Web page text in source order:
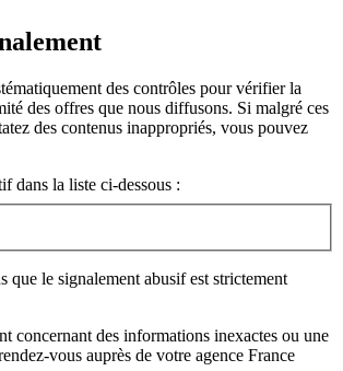
des contrôles pour vérifier la
des offres que nous diffusons. Si malgré ces
des contenus inappropriés, vous pouvez
dans la liste ci-dessous :
que le signalement abusif est strictement
concernant des informations inexactes ou une
vous auprès de votre agence France